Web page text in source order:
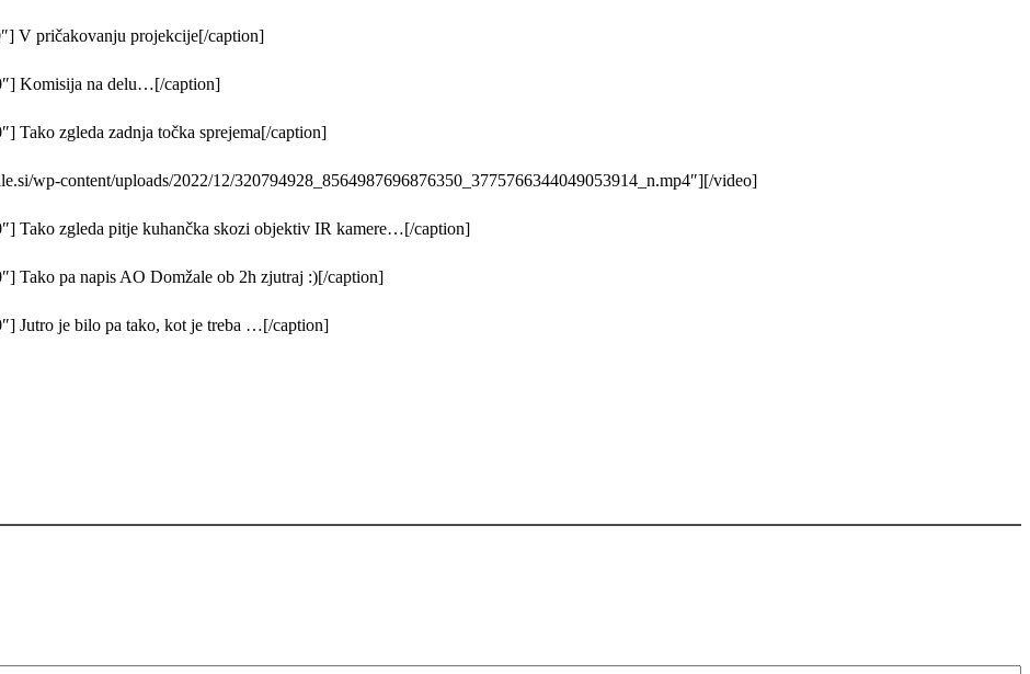
V pričakovanju projekcije[/caption]
Komisija na delu…[/caption]
Tako zgleda zadnja točka sprejema[/caption]
wp-content/uploads/2022/12/320794928_8564987696876350_3775766344049053914_n.mp4″][/video]
Tako zgleda pitje kuhančka skozi objektiv IR kamere…[/caption]
Tako pa napis AO Domžale ob 2h zjutraj :)[/caption]
Jutro je bilo pa tako, kot je treba …[/caption]